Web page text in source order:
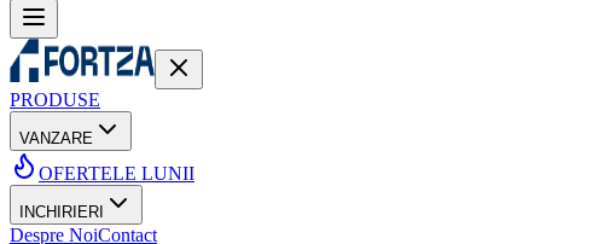
PRODUSE
VANZARE
OFERTELE LUNII
INCHIRIERI
Despre NoiContact